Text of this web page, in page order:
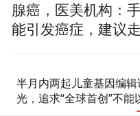
美上诉法院裁
白宫宴会厅项目
腺癌，医美机构：
能引发癌症，建议